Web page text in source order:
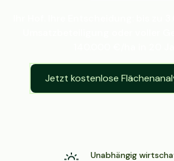
Jetzt kostenlose
Unabhängig